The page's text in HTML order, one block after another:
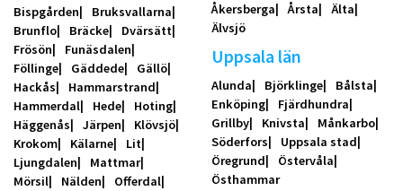
Bispgården
Bruksvallarna
Brunflo
Bräcke
Dvärsätt
Frösön
Funäsdalen
Föllinge
Gäddede
Gällö
Hackås
Hammarstrand
Hammerdal
Hede
Hoting
Häggenås
Järpen
Klövsjö
Krokom
Kälarne
Lit
Ljungdalen
Mattmar
Mörsil
Nälden
Offerdal
Åkersberga
Årsta
Älta
Älvsjö
Uppsala län
Alunda Björklinge
Bålsta
Enköping
Fjärdhundra
Grillby
Knivsta
Månkarbo
Söderfors
Uppsala stad
Öregrund
Östervåla
Östhammar